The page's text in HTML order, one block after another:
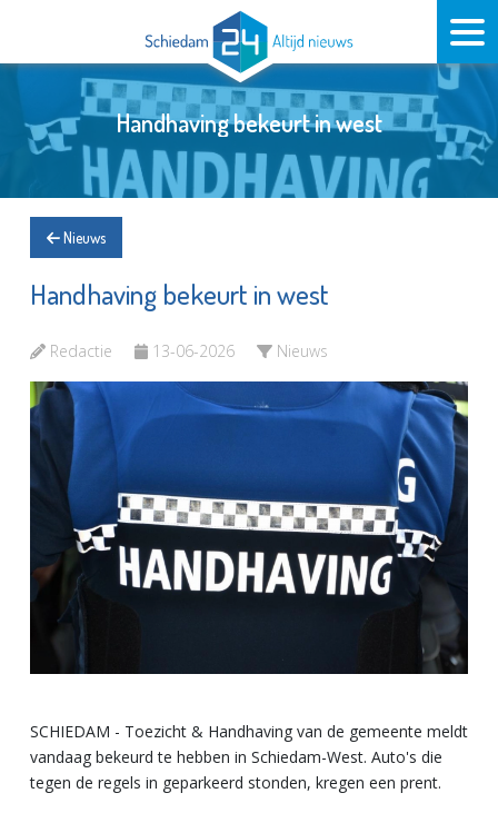
Handhaving bekeurt in west
Nieuws
Handhaving bekeurt in west
Redactie 13-06-2026 Nieuws
SCHIEDAM - Toezicht & Handhaving van de gemeente meldt
vandaag bekeurd te hebben in Schiedam-West. Auto's die
tegen de regels in geparkeerd stonden, kregen een prent.